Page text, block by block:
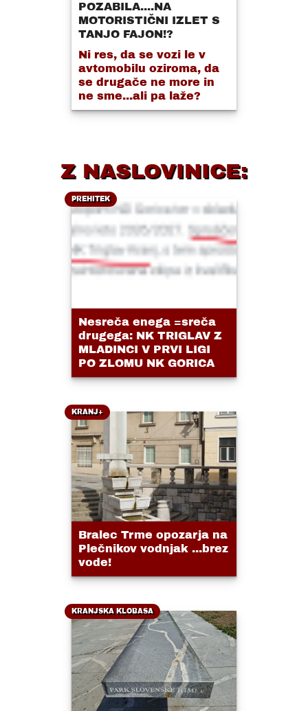
POZABILA....NA
MOTORISTIČNI IZLET S
TANJO FAJON!?
Ni res, da se vozi le v
avtomobilu oziroma, da
se drugače ne more in
ne sme...ali pa laže?
Z NASLOVINICE:
PREHITEK
Nesreča enega =sreča
drugega: NK TRIGLAV Z
MLADINCI V PRVI LIGI
PO ZLOMU NK GORICA
KRANJ+
Bralec Trme opozarja na
Plečnikov vodnjak ...brez
vode!
KRANJSKA KLOBASA